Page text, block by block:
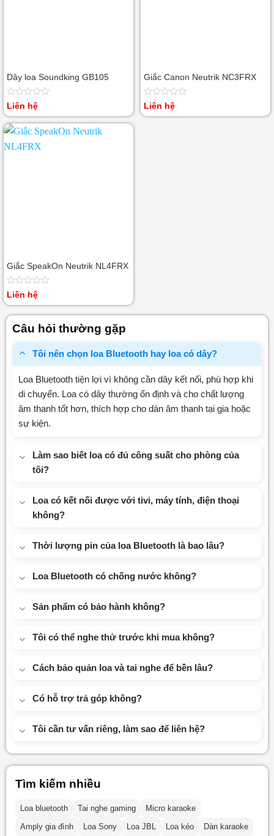
Dây loa Soundking GB105
Được
hạng
0
sao
Liên hệ
Giắc Canon Neutrik NC3FRX
Được
Liên hệ
Giắc SpeakOn Neutrik NL4FRX
Được
0
sao
Liên hệ
Câu hỏi thường gặp
Tôi nên chọn loa Bluetooth hay loa có dây?
Loa Bluetooth tiện lợi vì không cần dây kết nối, phù hợp khi
di chuyển. Loa có dây thường ổn định và cho chất lượng
âm thanh tốt hơn, thích hợp cho dàn âm thanh tại gia hoặc
sự kiện.
Làm sao biết loa có đủ công suất cho phòng của
tôi?
Loa có kết nối được với tivi, máy tính, điện thoại
không?
Thời lượng pin của loa Bluetooth là bao lâu?
Loa Bluetooth có chống nước không?
Sản phẩm có bảo hành không?
Tôi có thể nghe thử trước khi mua không?
Cách bảo quản loa và tai nghe để bền lâu?
Có hỗ trợ trả góp không?
Tôi cần tư vấn riêng, làm sao để liên hệ?
Tìm kiếm nhiều
Loa bluetooth Tai nghe gaming
Micro karaoke
Amply gia đình
Loa Sony Loa JBL Loa kéo
Dàn karaoke